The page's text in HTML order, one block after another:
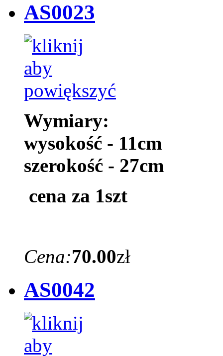
AS0023
Wymiary:
wysokość - 11cm
szerokość - 27cm
cena za 1szt
Cena:70.00zł
AS0042